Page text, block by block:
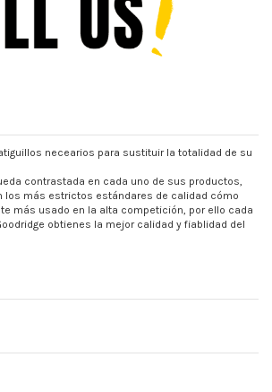
necearios para sustituir la totalidad de su
contrastada en cada uno de sus productos,
los más estrictos estándares de calidad cómo
más usado en la alta competición, por ello cada
obtienes la mejor calidad y fiablidad del